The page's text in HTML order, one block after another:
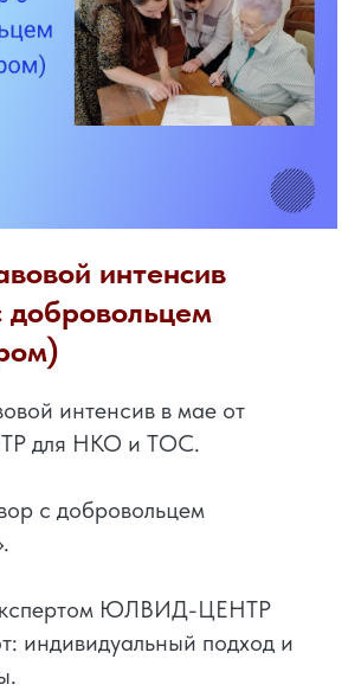
интенсив
добровольцем
интенсив в мае от
для НКО и ТОС.
с добровольцем
ЮЛВИД-ЦЕНТР
индивидуальный подход и